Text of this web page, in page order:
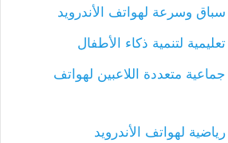
ألعاب جماعية متعددة اللاعبين لهواتف